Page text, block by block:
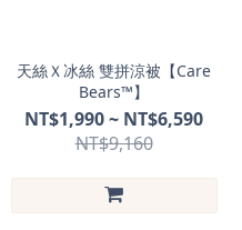
天絲Ｘ冰絲 雙拼涼被【Care
Bears™】
NT$1,990 ~ NT$6,590
NT$9,160